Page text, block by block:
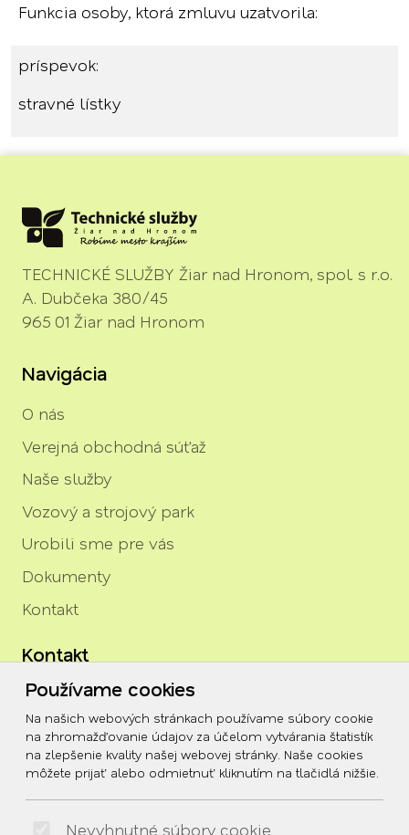
Funkcia osoby, ktorá zmluvu uzatvorila:
príspevok:
stravné lístky
Používame cookies
Na našich webových stránkach používame súbory cookie
na zhromažďovanie údajov za účelom vytvárania štatistík
na zlepšenie kvality našej webovej stránky. Naše cookies
môžete prijať alebo odmietnuť kliknutím na tlačidlá nižšie.
Nevyhnutné súbory cookie
TECHNICKÉ SLUŽBY Žiar nad Hronom, spol. s r.o.
A. Dubčeka 380/45
965 01 Žiar nad Hronom
Navigácia
O nás
Verejná obchodná súťaž
Naše služby
Vozový a strojový park
Urobili sme pre vás
Dokumenty
Kontakt
Kontakt
igor.rozenberg@tszh.eu
045/678 70 10
045/678 70 11
Social